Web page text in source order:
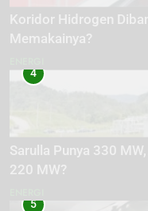
Koridor Hidrogen
Memakainya?
4
Sarulla Punya 330
220 MW?
5